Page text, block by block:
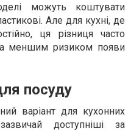
можуть коштувати
Але для кухні, де
ця різниця часто
меншим ризиком появи
посуду
варіант для кухонних
доступніші за